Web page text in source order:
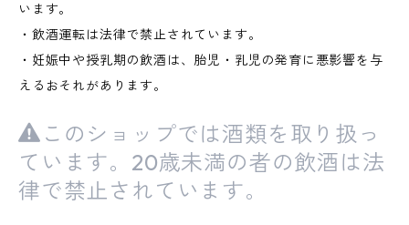
います。
・飲酒運転は法律で禁止されています。
・妊娠中や授乳期の飲酒は、胎児・乳児の発育に悪影響を与
えるおそれがあります。
このショップでは酒類を取り扱っ
ています。20歳未満の者の飲酒は法
律で禁止されています。